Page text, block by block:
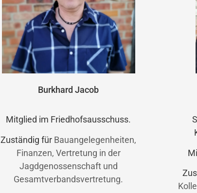
Burkhard Jacob
Mitglied im Friedhofsausschuss.
Zuständig für Bauangelegenheiten,
Finanzen, Vertretung in der
Jagdgenossenschaft und
Gesamtverbandsvertretung.